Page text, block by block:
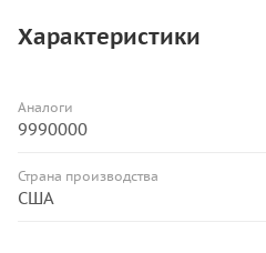
Характеристики
Аналоги
9990000
Страна производства
США